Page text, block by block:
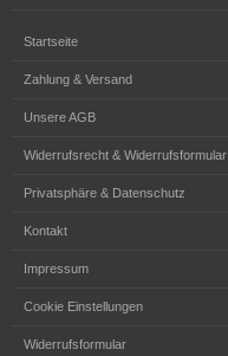
Startseite
Zahlung & Versand
Unsere AGB
Widerrufsrecht & Widerrufsformular
Privatsphäre & Datenschutz
Kontakt
Impressum
Cookie Einstellungen
Widerrufsformular